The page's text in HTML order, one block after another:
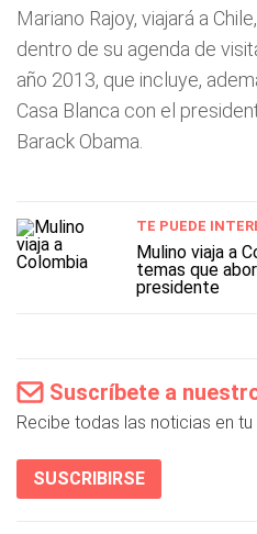
Mariano Rajoy, viajará a
dentro de su agenda de
año 2013, que incluye,
Casa Blanca con el
Barack Obama.
TE PUEDE
Mulino viaja a
temas que
presidente
Suscríbete a
Recibe todas las noticias en tu
SUSCRIBIRSE